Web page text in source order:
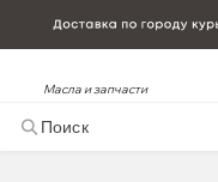
Масла и запчасти
DENSO